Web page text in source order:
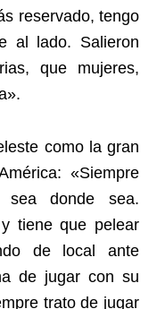
reservado, tengo
al lado. Salieron
que mujeres,
como la gran
«Siempre
sea donde sea.
tiene que pelear
de local ante
de jugar con su
trato de jugar